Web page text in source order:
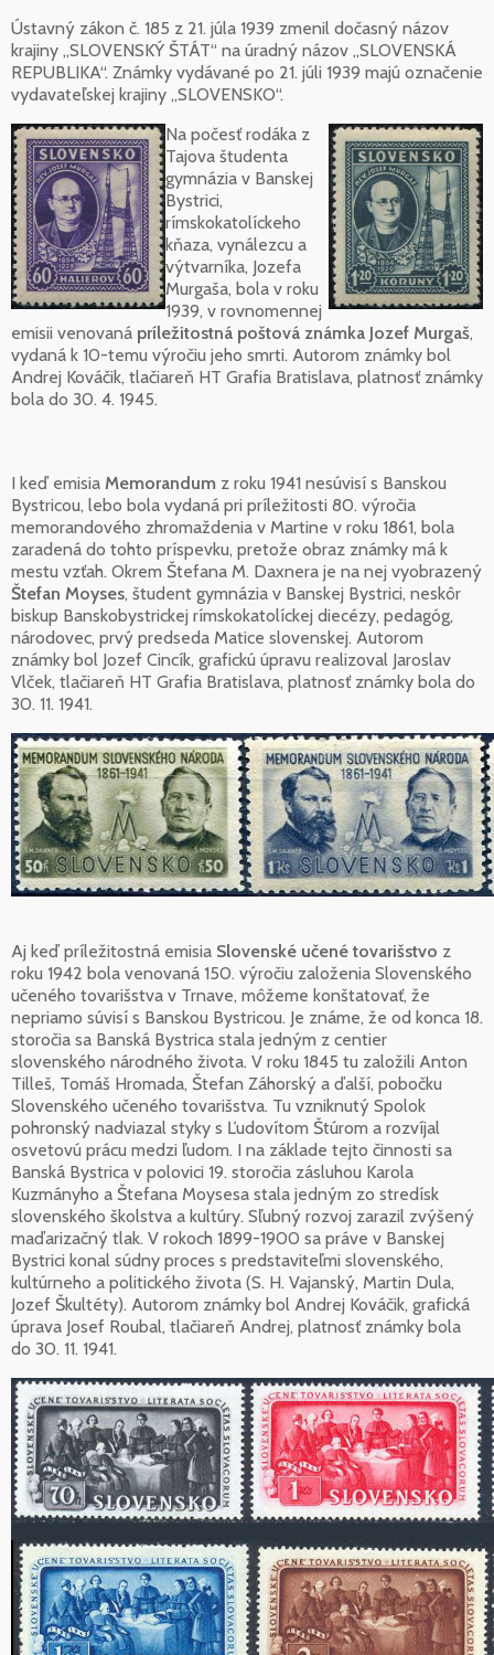
Ústavný zákon č. 185 z 21. júla 1939 zmenil dočasný názov
krajiny „SLOVENSKÝ ŠTÁT“ na úradný názov „SLOVENSKÁ
REPUBLIKA“. Známky vydávané po 21. júli 1939 majú označenie
vydavateľskej krajiny „SLOVENSKO“.
Na počesť rodáka z
Tajova študenta
gymnázia v Banskej
Bystrici,
rímskokatolíckeho
kňaza, vynálezcu a
výtvarníka, Jozefa
Murgaša, bola v roku
1939, v rovnomennej
emisii venovaná príležitostná poštová známka Jozef Murgaš,
vydaná k 10-temu výročiu jeho smrti. Autorom známky bol
Andrej Kováčik, tlačiareň HT Grafia Bratislava, platnosť známky
bola do 30. 4. 1945.
I keď emisia Memorandum z roku 1941 nesúvisí s Banskou
Bystricou, lebo bola vydaná pri príležitosti 80. výročia
memorandového zhromaždenia v Martine v roku 1861, bola
zaradená do tohto príspevku, pretože obraz známky má k
mestu vzťah. Okrem Štefana M. Daxnera je na nej vyobrazený
Štefan Moyses, študent gymnázia v Banskej Bystrici, neskôr
biskup Banskobystrickej rímskokatolíckej diecézy, pedagóg,
národovec, prvý predseda Matice slovenskej. Autorom
známky bol Jozef Cincík, grafickú úpravu realizoval Jaroslav
Vlček, tlačiareň HT Grafia Bratislava, platnosť známky bola do
30. 11. 1941.
Aj keď príležitostná emisia Slovenské učené tovarišstvo z
roku 1942 bola venovaná 150. výročiu založenia Slovenského
učeného tovarišstva v Trnave, môžeme konštatovať, že
nepriamo súvisí s Banskou Bystricou. Je známe, že od konca 18.
storočia sa Banská Bystrica stala jedným z centier
slovenského národného života. V roku 1845 tu založili Anton
Tilleš, Tomáš Hromada, Štefan Záhorský a ďalší, pobočku
Slovenského učeného tovarišstva. Tu vzniknutý Spolok
pohronský nadviazal styky s Ľudovítom Štúrom a rozvíjal
osvetovú prácu medzi ľudom. I na základe tejto činnosti sa
Banská Bystrica v polovici 19. storočia zásluhou Karola
Kuzmányho a Štefana Moysesa stala jedným zo stredísk
slovenského školstva a kultúry. Sľubný rozvoj zarazil zvýšený
maďarizačný tlak. V rokoch 1899-1900 sa práve v Banskej
Bystrici konal súdny proces s predstaviteľmi slovenského,
kultúrneho a politického života (S. H. Vajanský, Martin Dula,
Jozef Škultéty). Autorom známky bol Andrej Kováčik, grafická
úprava Josef Roubal, tlačiareň Andrej, platnosť známky bola
do 30. 11. 1941.